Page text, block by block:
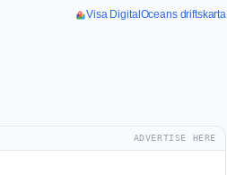
Visa DigitalOceans driftskarta
ADVERTISE HERE